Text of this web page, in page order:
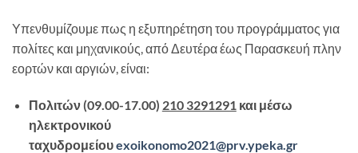
Υπενθυμίζουμε πως η εξυπηρέτηση του προγράμματος για
πολίτες και μηχανικούς, από Δευτέρα έως Παρασκευή πλην
εορτών και αργιών, είναι:
Πολιτών (09.00-17.00) 210 3291291 και μέσω
ηλεκτρονικού
ταχυδρομείουexoikonomo2021@prv.ypeka.gr